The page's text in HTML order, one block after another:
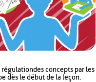
des concepts par les
dès le début de la leçon.